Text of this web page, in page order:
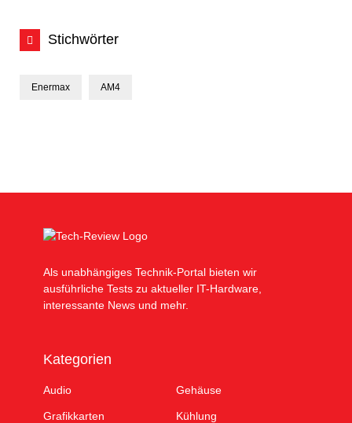
Stichwörter
Enermax AM4
Als unabhängiges Technik-Portal bieten wir
ausführliche Tests zu aktueller IT-Hardware,
interessante News und mehr.
Kategorien
Audio Gehäuse
Grafikkarten Kühlung